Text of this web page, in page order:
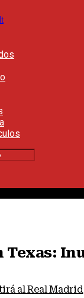
Texas:
al Real Madrid